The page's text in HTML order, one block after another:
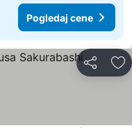
Pogledaj cene
Deli